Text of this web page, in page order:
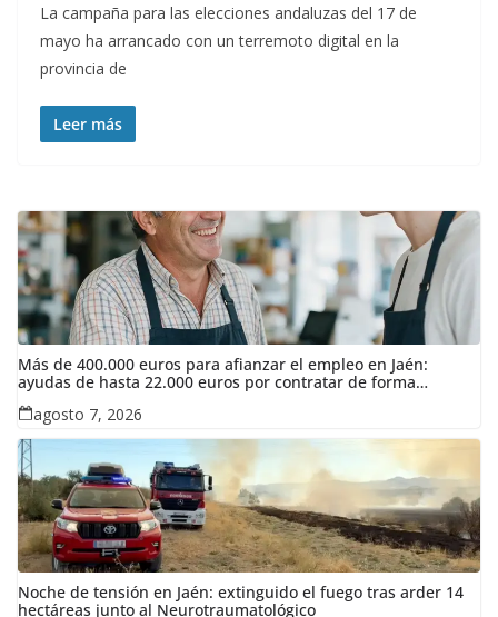
La campaña para las elecciones andaluzas del 17 de
mayo ha arrancado con un terremoto digital en la
provincia de
Leer más
Más de 400.000 euros para afianzar el empleo en Jaén:
ayudas de hasta 22.000 euros por contratar de forma
agosto 7, 2026
Noche de tensión en Jaén: extinguido el fuego tras arder 14
hectáreas junto al Neurotraumatológico